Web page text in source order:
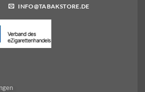
INFO@TABAKSTORE.DE